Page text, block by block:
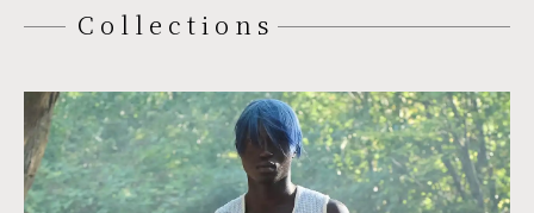
Collections